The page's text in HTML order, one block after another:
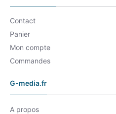
Contact
Panier
Mon compte
Commandes
G-media.fr
A propos